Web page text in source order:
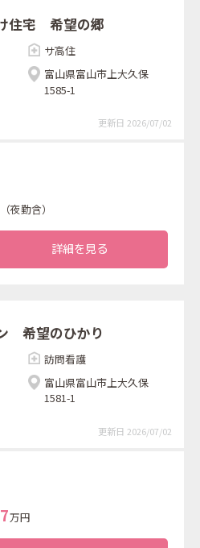
住宅 希望の郷
サ高住
富山県富山市上大久保
1585-1
更新日 2026/07/02
夜勤含）
詳細を見る
希望のひかり
訪問看護
富山県富山市上大久保
1581-1
更新日 2026/07/02
7万円